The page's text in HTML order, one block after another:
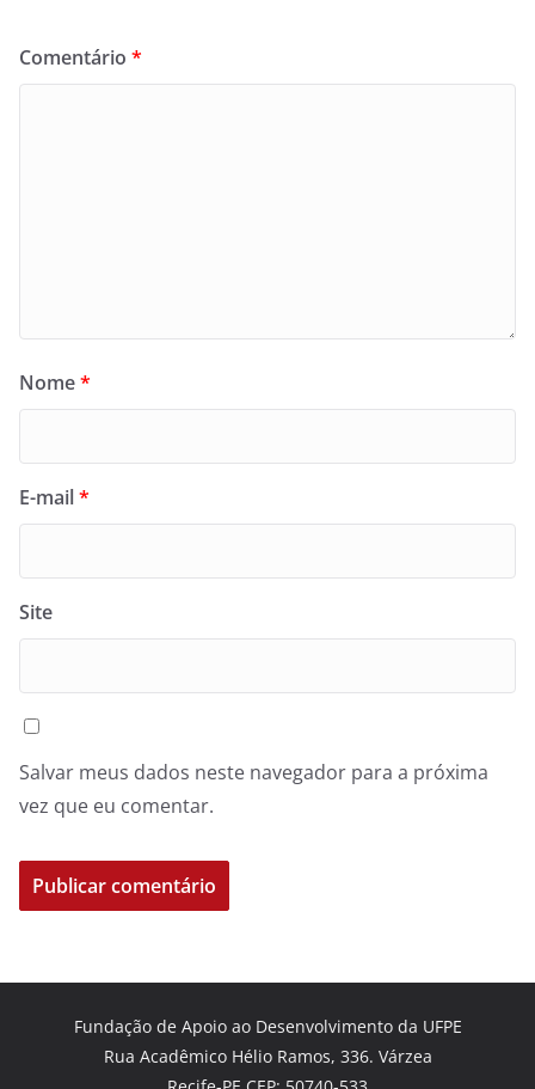
Comentário *
Nome*
E-mail*
Site
Salvar meus dados neste navegador para a próxima
vez que eu comentar.
Fundação de Apoio ao Desenvolvimento da UFPE
Rua Acadêmico Hélio Ramos, 336. Várzea